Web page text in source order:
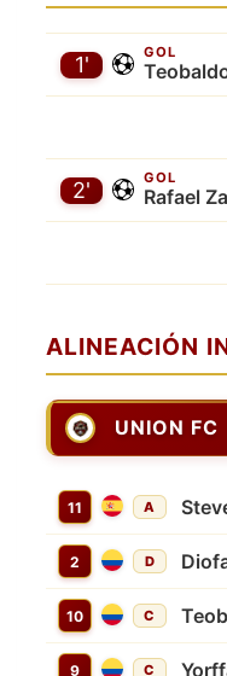
GOL
1'
GOL
Rafael
2'
ALINEACIÓN
UNION FC
11 A
2 D
10 C
9 C